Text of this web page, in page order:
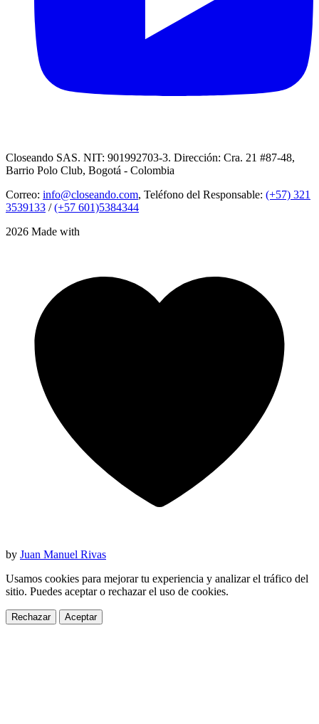
Closeando SAS. NIT: 901992703-3. Dirección: Cra. 21 #87-48,
Barrio Polo Club, Bogotá - Colombia
Correo: info@closeando.com, Teléfono del Responsable: (+57) 321
3539133 /(+57 601)5384344
2026 Made with
by Juan Manuel Rivas
Usamos cookies para mejorar tu experiencia y analizar el tráfico del
sitio. Puedes aceptar o rechazar el uso de cookies.
Rechazar Aceptar